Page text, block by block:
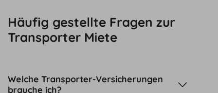
Häufig gestellte Fragen zur
Transporter Miete
Welche Transporter-Versicherungen
brauche ich?